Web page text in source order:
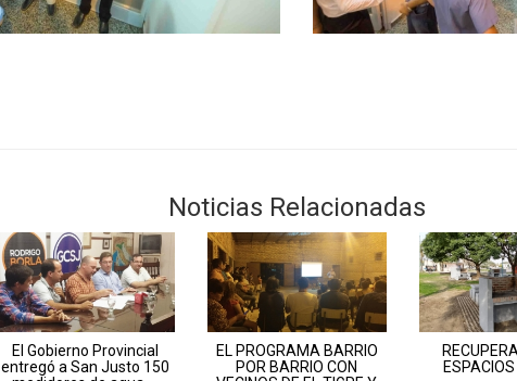
Noticias Relacionadas
El Gobierno Provincial
entregó a San Justo 150
EL PROGRAMA BARRIO
POR BARRIO CON